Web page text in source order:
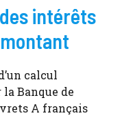
intérêts
calcul
Banque de
A français